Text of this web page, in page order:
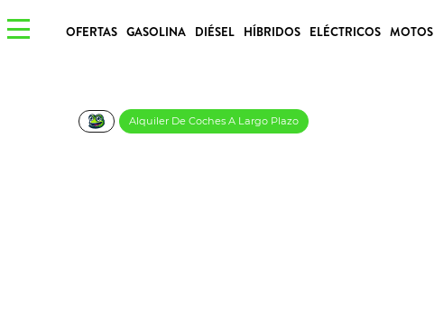
OFERTAS GASOLINA DIÉSEL HÍBRIDOS ELÉCTRICOS MOTOS
Alquiler De Coches A Largo Plazo